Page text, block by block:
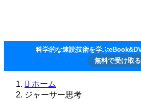
科学的な速読技術を学ぶ
無料で受け取る
ホーム
ジャーサー思考